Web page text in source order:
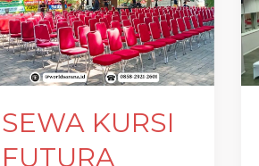
SEWA KURSI
FUTURA
FUTURA
POLOS
JAKARTA